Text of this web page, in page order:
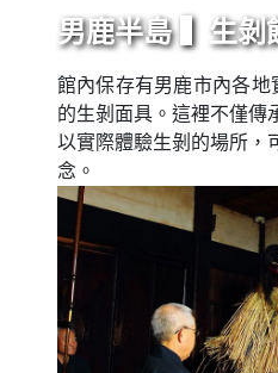
男鹿半島 ▍生剝
館內保存有男鹿市內各
的生剝面具。這裡不僅傳
以實際體驗生剝的場所，
念。